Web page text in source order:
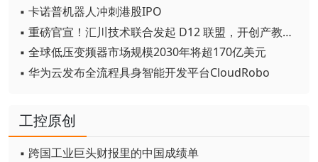
▪ 卡诺普机器人冲刺港股IPO
▪ 重磅官宣！汇川技术联合发起 D12 联盟，开创产教融合新范式
▪ 全球低压变频器市场规模2030年将超170亿美元
▪ 华为云发布全流程具身智能开发平台CloudRobo
工控原创
▪ 跨国工业巨头财报里的中国成绩单